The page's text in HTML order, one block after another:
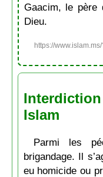
Gaacim, le père
Dieu.
https://
Islam
Parmi les
brigandage. Il
eu homicide ou